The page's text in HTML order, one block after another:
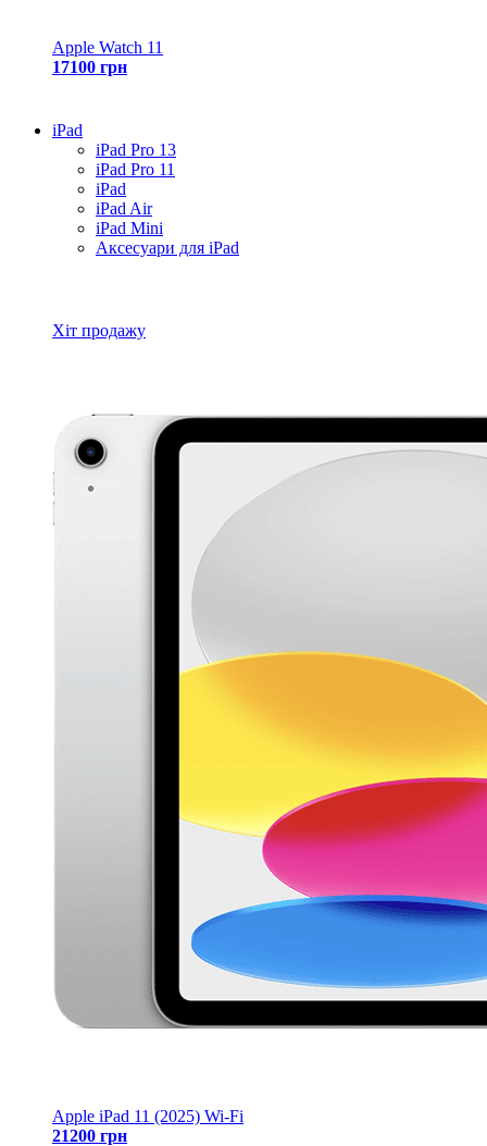
Apple Watch 11
17100 грн
iPad
iPad Pro 13
iPad Pro 11
iPad
iPad Air
iPad Mini
Аксесуари для iPad
Хіт продажу
Apple iPad 11 (2025) Wi-Fi
21200 грн